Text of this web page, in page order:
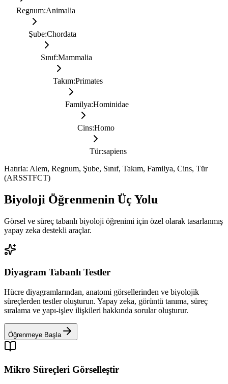
Regnum:Animalia
Şube:Chordata
Sınıf:Mammalia
Takım:Primates
Familya:Hominidae
Cins:Homo
Tür:sapiens
Hatırla: Alem, Regnum, Şube, Sınıf, Takım, Familya, Cins, Tür
(ARSSTFCT)
Biyoloji Öğrenmenin Üç Yolu
Görsel ve süreç tabanlı biyoloji öğrenimi için özel olarak tasarlanmış
yapay zeka destekli araçlar.
Diyagram Tabanlı Testler
Hücre diyagramlarından, anatomi görsellerinden ve biyolojik
süreçlerden testler oluşturun. Yapay zeka, görüntü tanıma, süreç
sıralama ve yapı-işlev ilişkileri hakkında sorular oluşturur.
Öğrenmeye Başla
Mikro Süreçleri Görselleştir